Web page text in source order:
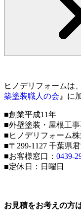
ヒノデリフォームは
築塗装職人の会 』に
■創業平成11年
■外壁塗装・屋根工
■ヒノデリフォーム
■〒299-1127 千葉県
■お客様窓口： 0439-
■定休日：日曜日
お見積をお考えの方